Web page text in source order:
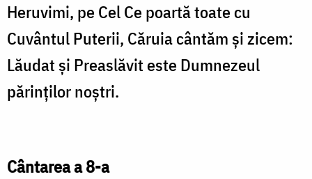
Heruvimi, pe Cel Ce poartă toate cu
Cuvântul Puterii, Căruia cântăm şi zicem:
Lăudat şi Preaslăvit este Dumnezeul
părinţilor noştri.
Cântarea a 8-a